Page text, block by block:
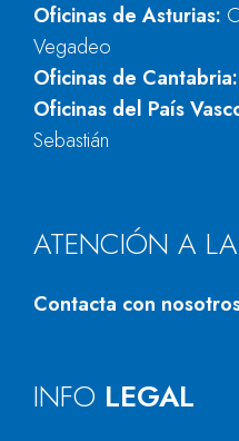
Oficinas de Asturias:
Vegadeo
Oficinas de Cantabria:
Oficinas del País
Sebastián
ATENCIÓN A LA
Contacta con
INFO LEGAL